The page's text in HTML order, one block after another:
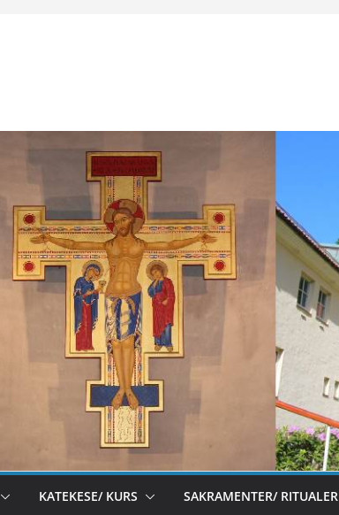
KATEKESE/ KURS SAKRAMENTER/ RITUALER